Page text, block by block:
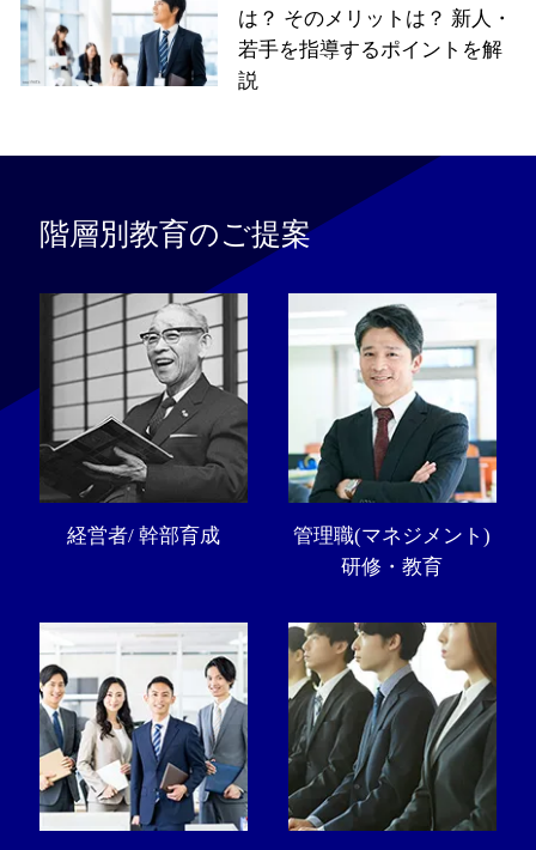
は？ そのメリットは？ 新人・
若手を指導するポイントを解
説
階層別教育のご提案
経営者/ 幹部育成
管理職(マネジメント)
研修・教育